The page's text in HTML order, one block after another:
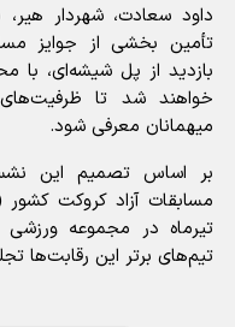
داود سعادت، شهردار
تأمین بخشی از جوایز
بازدید از پل شیشه‌ای، با
خواهند شد تا
میهمانان معرفی شود.
بر اساس تصمیم این
تیرماه در مجموعه
تیم‌های برتر این رقابت‌ها